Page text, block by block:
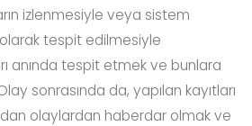
izlenmesiyle veya sistem
tespit edilmesiyle
anında tespit etmek ve bunlara
sonrasında da, yapılan kayıtları
olaylardan haberdar olmak ve